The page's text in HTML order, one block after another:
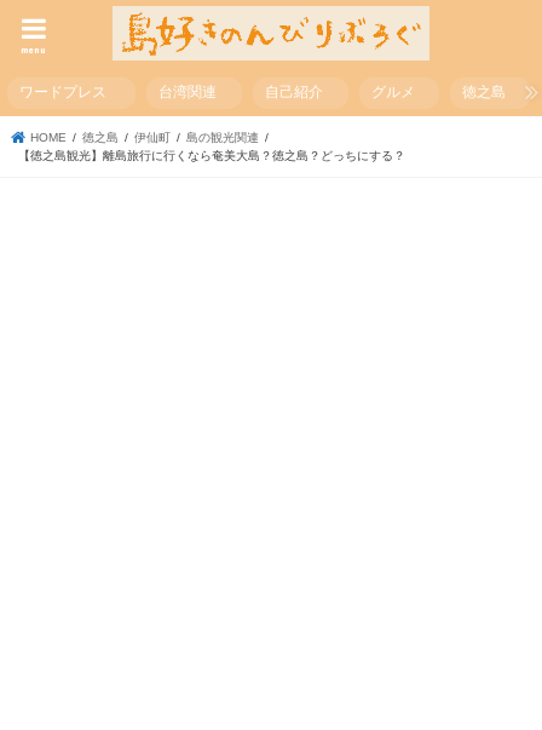
menu
ワードプレス 台湾関連 自己紹介 グルメ 徳之島
HOME 徳之島 伊仙町
島の観光関連
【徳之島観光】離島旅行に行くなら奄美大島？徳之島？どっちにする？